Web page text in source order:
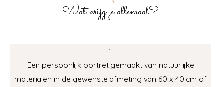
Wat krijg je allemaal?
1.
Een persoonlijk portret gemaakt van natuurlijke
materialen in de gewenste afmeting van 60 x 40 cm of